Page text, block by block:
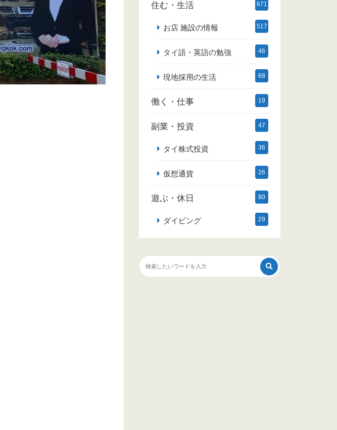
住む・生活 671
お店 施設の情報 517
タイ語・英語の勉強 46
現地採用の生活 68
働く・仕事 19
副業・投資 47
タイ株式投資 36
仮想通貨 26
遊ぶ・休日 80
ダイビング 29